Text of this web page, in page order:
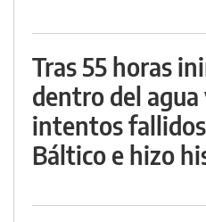
Tras 55 horas
dentro del
intentos
Báltico e hizo